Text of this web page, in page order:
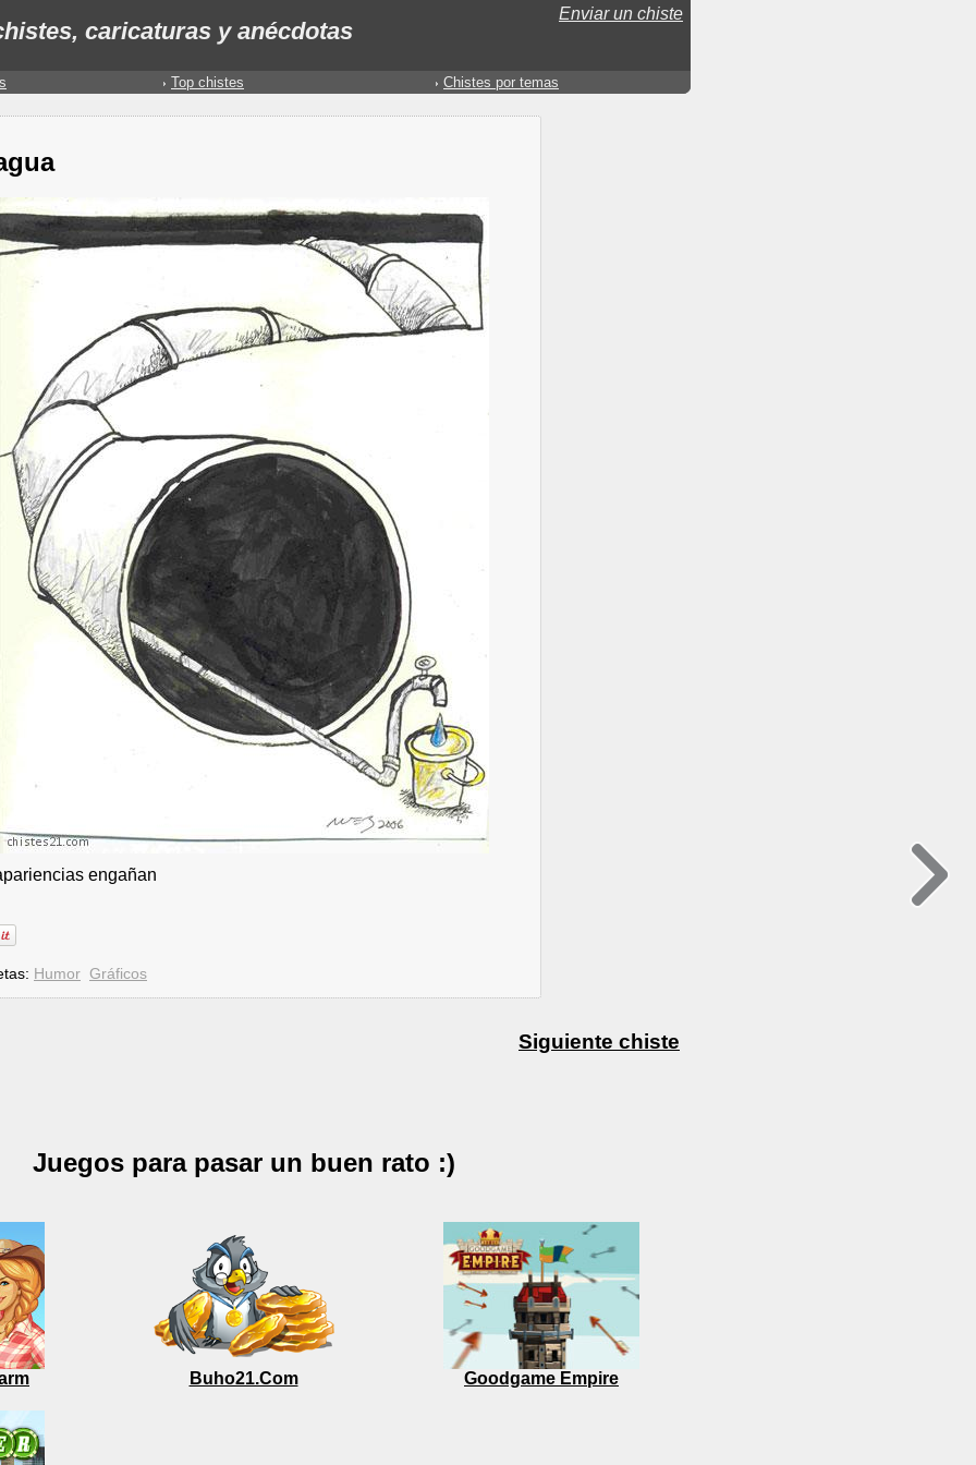
caricaturas y anécdotas
Enviar un chiste
Top chistes Chistes por temas
engañan
Humor Gráficos
Siguiente chiste
Juegos para pasar un buen rato :)
Buho21.Com Goodgame Empire